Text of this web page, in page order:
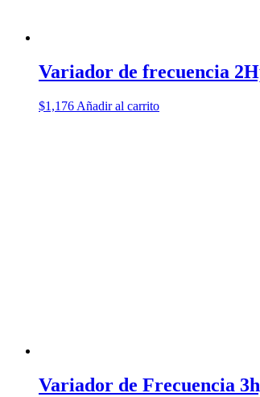
Variador de frecuencia
$1,176 Añadir al carrito
Variador de Frecuencia